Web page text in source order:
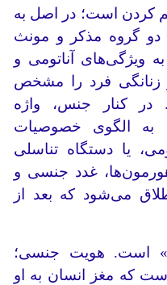
کردن است؛ در اصل به
دو گروه مذکر و مونث
ویژگی‌های آناتومی و
زنانگی فرد را مشخص
در کنار جنس، واژه
الگوی خصوصیات
یا دستگاه‌ تناسلی
غدد جنسی و
می‌شود که بعد از
است. هویت جنسی؛
که مغز انسان به او